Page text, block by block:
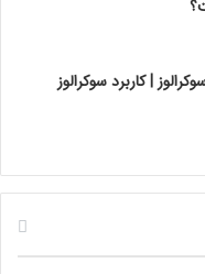
| کاربرد سوکرالوز